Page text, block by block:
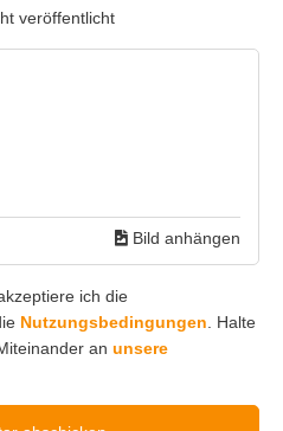
veröffentlicht
Bild anhängen
ich die
Nutzungsbedingungen . Halte
an unsere